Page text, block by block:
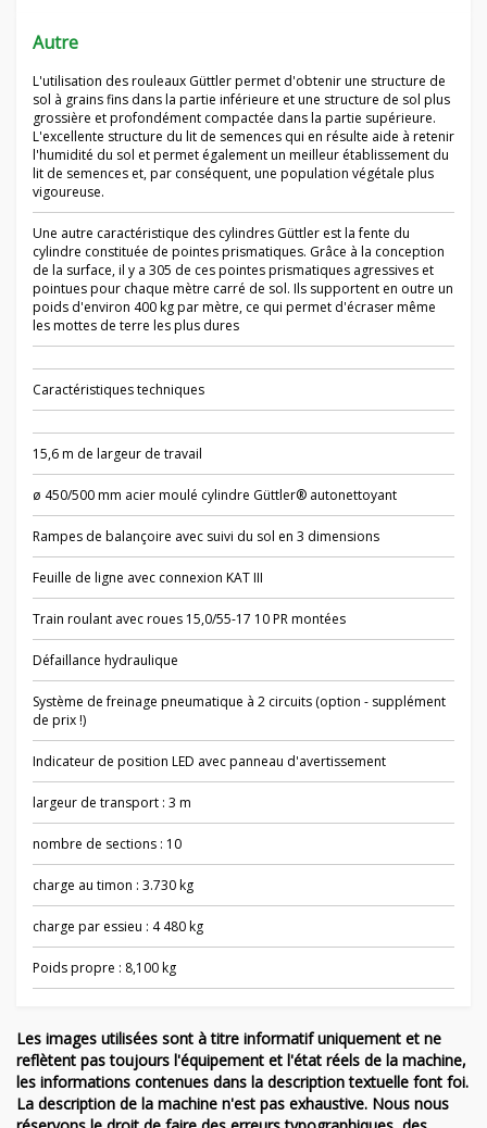
Autre
L'utilisation des rouleaux Güttler permet d'obtenir une structure de
sol à grains fins dans la partie inférieure et une structure de sol plus
grossière et profondément compactée dans la partie supérieure.
L'excellente structure du lit de semences qui en résulte aide à retenir
l'humidité du sol et permet également un meilleur établissement du
lit de semences et, par conséquent, une population végétale plus
vigoureuse.
Une autre caractéristique des cylindres Güttler est la fente du
cylindre constituée de pointes prismatiques. Grâce à la conception
de la surface, il y a 305 de ces pointes prismatiques agressives et
pointues pour chaque mètre carré de sol. Ils supportent en outre un
poids d'environ 400 kg par mètre, ce qui permet d'écraser même
les mottes de terre les plus dures
Caractéristiques techniques
15,6 m de largeur de travail
ø 450/500 mm acier moulé cylindre Güttler® autonettoyant
Rampes de balançoire avec suivi du sol en 3 dimensions
Feuille de ligne avec connexion KAT III
Train roulant avec roues 15,0/55-17 10 PR montées
Défaillance hydraulique
Système de freinage pneumatique à 2 circuits (option - supplément
de prix !)
Indicateur de position LED avec panneau d'avertissement
largeur de transport : 3 m
nombre de sections : 10
charge au timon : 3.730 kg
charge par essieu : 4 480 kg
Poids propre : 8,100 kg
Les images utilisées sont à titre informatif uniquement et ne
reflètent pas toujours l'équipement et l'état réels de la machine,
les informations contenues dans la description textuelle font foi.
La description de la machine n'est pas exhaustive. Nous nous